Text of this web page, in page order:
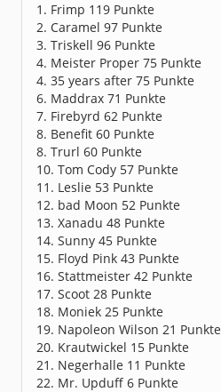
1. Frimp 119 Punkte
2. Caramel 97 Punkte
3. Triskell 96 Punkte
4. Meister Proper 75 Punkte
4. 35 years after 75 Punkte
6. Maddrax 71 Punkte
7. Firebyrd 62 Punkte
8. Benefit 60 Punkte
8. Trurl 60 Punkte
10. Tom Cody 57 Punkte
11. Leslie 53 Punkte
12. bad Moon 52 Punkte
13. Xanadu 48 Punkte
14. Sunny 45 Punkte
15. Floyd Pink 43 Punkte
16. Stattmeister 42 Punkte
17. Scoot 28 Punkte
18. Moniek 25 Punkte
19. Napoleon Wilson 21 Punkte
20. Krautwickel 15 Punkte
21. Negerhalle 11 Punkte
22. Mr. Upduff 6 Punkte